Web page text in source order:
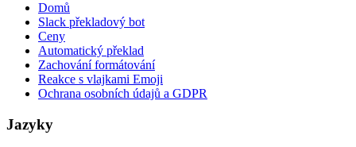
Domů
Slack překladový bot
Ceny
Automatický překlad
Zachování formátování
Reakce s vlajkami Emoji
Ochrana osobních údajů a GDPR
Jazyky